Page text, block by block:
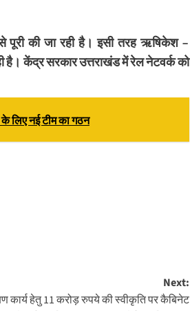
की जा रही है। इसी तरह ऋषिकेश –
है। केंद्र सरकार उत्तराखंड में रेल नेटवर्क को
लिए नई टीम का गठन
Next:
कार्य हेतु 11 करोड़ रुपये की स्वीकृति पर कैबिनेट